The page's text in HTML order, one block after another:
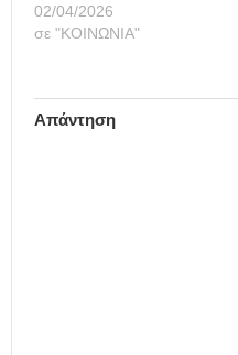
02/04/2026
σε "ΚΟΙΝΩΝΙΑ"
Απάντηση